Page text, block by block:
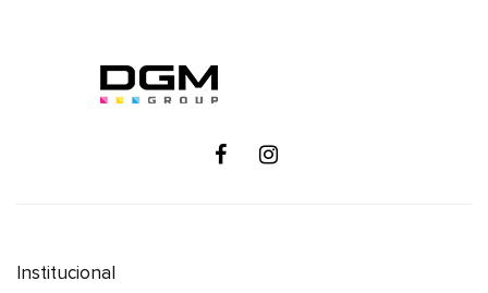
Institucional